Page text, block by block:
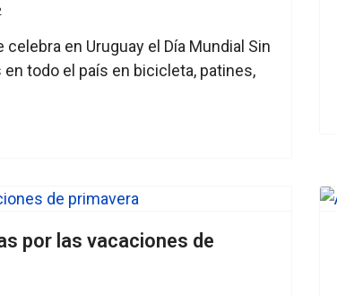
en Uruguay el Día Mundial Sin
todo el país en bicicleta, patines,
por las vacaciones de